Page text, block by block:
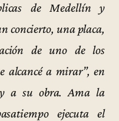
de Medellín y
concierto, una placa,
de uno de los
alcancé a mirar”, en
a su obra. Ama la
ejecuta el